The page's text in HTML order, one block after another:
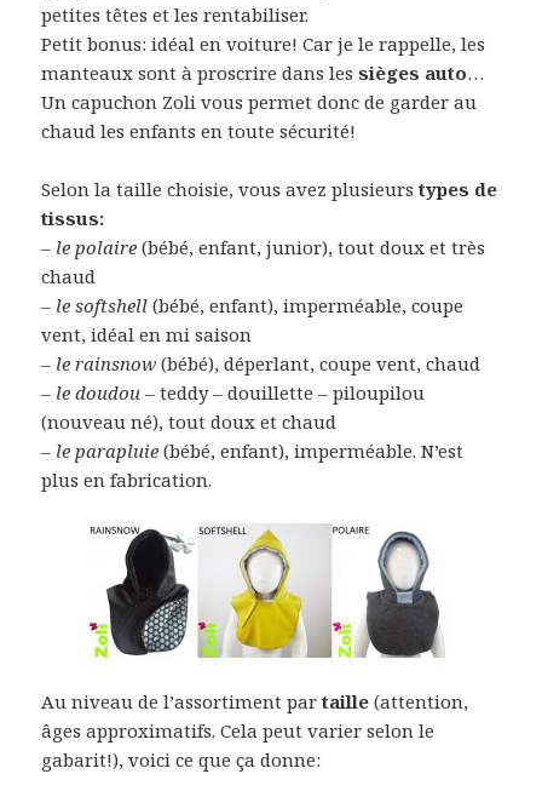
petites têtes et les rentabiliser.
Petit bonus: idéal en voiture! Car je le rappelle, les
manteaux sont à proscrire dans lessièges auto…
Un capuchon Zoli vous permet donc de garder au
chaud les enfants en toute sécurité!
Selon la taille choisie, vous avez plusieurs types de
tissus:
– le polaire (bébé, enfant, junior), tout doux et très
chaud
– le softshell (bébé, enfant), imperméable, coupe
vent, idéal en mi saison
– le rainsnow (bébé), déperlant, coupe vent, chaud
– le doudou – teddy – douillette – piloupilou
(nouveau né), tout doux et chaud
– le parapluie (bébé, enfant), imperméable. N’est
plus en fabrication.
Au niveau de l’assortiment partaille (attention,
âges approximatifs. Cela peut varier selon le
gabarit!), voici ce que ça donne: